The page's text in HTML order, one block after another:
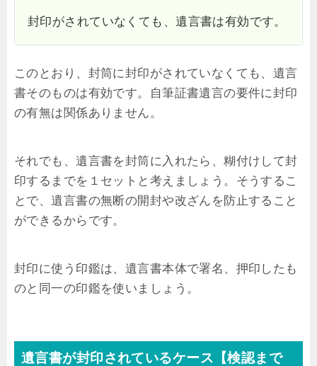
封印がされていなくても、遺言書は有効です。
このとおり、封筒に封印がされていなくても、遺言
書そのものは有効です。自筆証書遺言の要件に封印
の有無は関係ありません。
それでも、遺言書を封筒に入れたら、糊付けして封
印するまでを１セットと考えましょう。そうするこ
とで、遺言書の無断の開封や改ざんを防止すること
ができるからです。
封印に使う印鑑は、遺言書本体で署名、押印したも
のと同一の印鑑を使いましょう。
遺言書が封印されているケース【検認まで